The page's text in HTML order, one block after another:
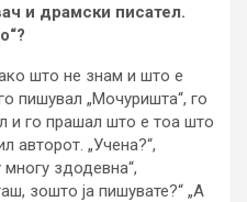
и драмски писател.
што не знам и што е
пишувал „Мочуришта“, го
и го прашал што е тоа што
авторот. „Учена?“,
многу здодевна“,
зошто ја пишувате?“ „А